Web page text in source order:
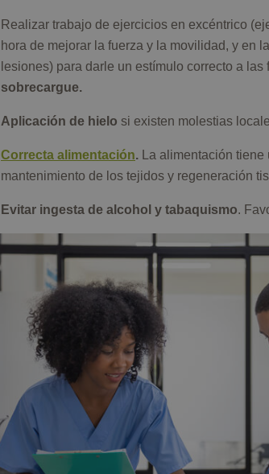
Realizar trabajo de ejercicios en excéntrico
hora de mejorar la fuerza y la movilidad, y en
lesiones) para darle un estímulo correcto a las
sobrecargue.
Aplicación de hielo si existen molestias
Correcta alimentación. La alimentación tiene
mantenimiento de los tejidos y regeneración
Evitar ingesta de alcohol y tabaquismo.